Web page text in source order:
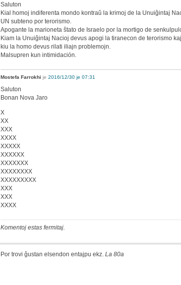
Saluton
Kial homoj indiferenta mondo kontraŭ la krimoj de la Unuiĝintaj
UN subteno por terorismo.
Apogante la marioneta ŝtato de Israelo por la mortigo de
Kiam la Unuiĝintaj Nacioj devus apogi la tiranecon de terorismo
kiu la homo devus rilati iliajn problemojn.
Malsupren kun intimidación.
Mostefa Farrokhi je 2016/12/30 je 07:31
Saluton
Bonan Nova Jaro
X
XX
XXX
XXXX
XXXXX
XXXXXX
XXXXXXX
XXXXXXXX
XXXXXXXXX
XXX
XXX
XXXX
Komentoj estas fermitaj.
Por trovi ĝustan elsendon entajpu ekz. La 80a